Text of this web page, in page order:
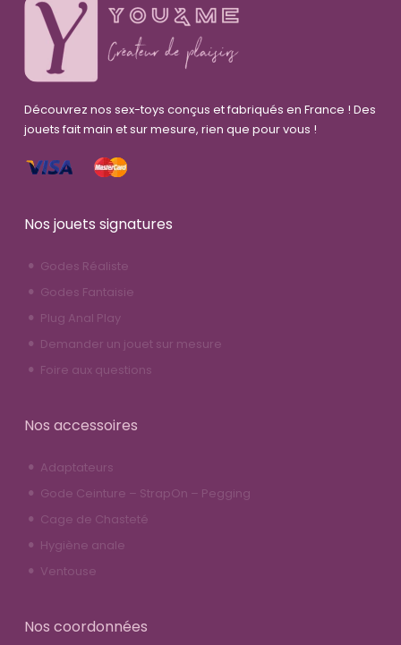
Découvrez nos sex-toys conçus et fabriqués en France ! Des
jouets fait main et sur mesure, rien que pour vous !
Nos jouets signatures
Godes Réaliste
Godes Fantaisie
Plug Anal Play
Demander un jouet sur mesure
Foire aux questions
Nos accessoires
Adaptateurs
Gode Ceinture – StrapOn – Pegging
Cage de Chasteté
Hygiène anale
Ventouse
Nos coordonnées